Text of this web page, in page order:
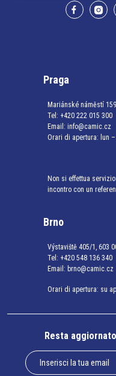
Praga
Mariánské náměstí
Tel: +420 222 015 300
Email: info@camic.cz
Orari di apertura: lun
Non si effettua
incontro con un
Brno
Výstaviště 405/1, 603
Tel: +420 548 136 340
Email: brno@camic.cz
Orari di apertura: su
Resta